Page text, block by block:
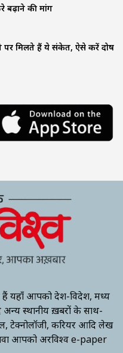
बढ़ाने की मांग
पर मिलते हैं ये संकेत, ऐसे करें दोष
हैं यहाँ आपको देश-विदेश, मध्य
स्थानीय ख़बरों के साथ-
टेक्नोलॉजी, करियर आदि लेख
आपको अक्षरविश्व e-paper